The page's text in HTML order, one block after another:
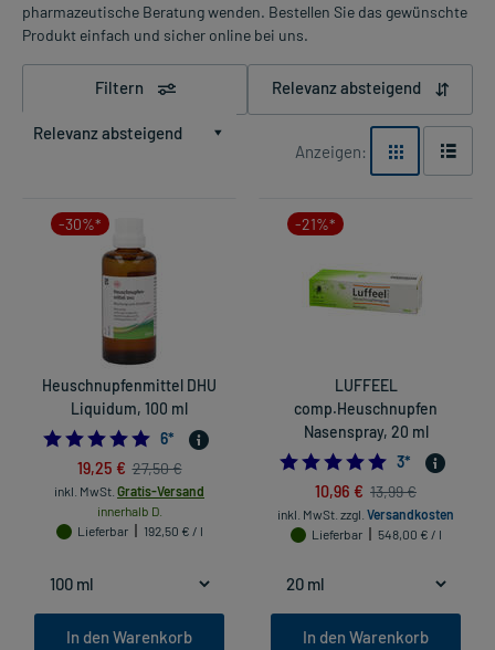
pharmazeutische Beratung wenden. Bestellen Sie das gewünschte
Produkt einfach und sicher online bei uns.
Filtern Relevanz absteigend
Relevanz absteigend
Anzeigen:
-30%*
Heuschnupfenmittel DHU
Liquidum, 100 ml
5.0
6*
19,25 € 27,50 €
inkl. MwSt. Gratis-Versand
innerhalb D.
Lieferbar
192,50 € / l
In den Warenkorb
-21%*
LUFFEEL
comp.Heuschnupfen
Nasenspray, 20 ml
5.0
3*
10,96 € 13,99 €
inkl. MwSt. zzgl. Versandkosten
Lieferbar
548,00 € / l
In den Warenkorb